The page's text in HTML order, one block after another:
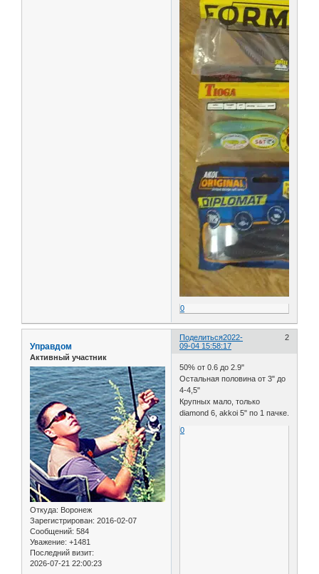
0
Поделиться 2
2022-
09-04 15:58:17
Управдом
Активный участник
Откуда: Воронеж
Зарегистрирован: 2016-02-07
Сообщений: 584
Уважение: +1481
Последний визит:
2026-07-21 22:00:23
50% от 0.6 до 2.9"
Остальная половина от 3" до
4-4,5"
Крупных мало, только
diamond 6, akkoi 5" по 1 пачке.
0